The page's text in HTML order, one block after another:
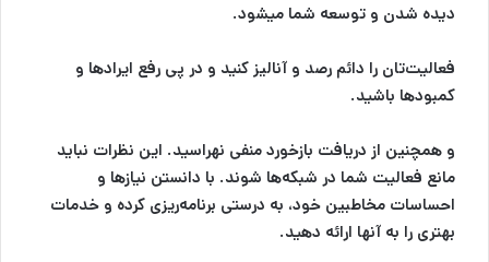
دیده شدن و توسعه شما میشود.
فعالیت‌تان را دائم رصد و آنالیز کنید و در پی رفع ایراد‌ها و
کمبودها باشید‌.
و همچنین از دریافت بازخورد منفی نهراسید. این نظرات نباید
مانع فعالیت شما در شبکه‌ها شوند. با دانستن نیازها و
احساسات مخاطبین خود، به درستی برنامه‌ریزی کرده و خدمات
بهتری را به آنها ارائه دهید.